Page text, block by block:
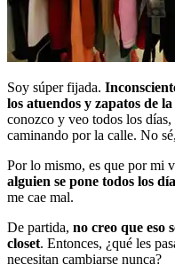
Soy súper fijada.
los atuendos y zapatos de la
conozco y veo todos los
caminando por la calle. No
Por lo mismo, es que por mi
alguien se pone todos los
me cae mal.
De partida, no creo que eso
closet. Entonces, ¿qué les
necesitan cambiarse nunca?